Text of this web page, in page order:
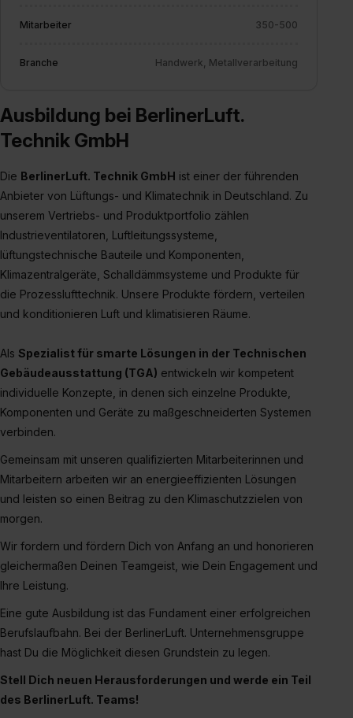
II). Du kannst die von dir erteilte Einwilligung jederzeit mit
Datenschutzerklärung unter dem Punkt „Datenschutz-
zeigen“. Weitere Informationen:Datenschutzerklärung
Impressum.
Mitarbeiter 350-500
Branche Handwerk, Metallverarbeitung
Ausbildung bei BerlinerLuft.
Technik GmbH
Die BerlinerLuft. Technik GmbH ist einer der führenden
Anbieter von Lüftungs- und Klimatechnik in Deutschland. Zu
unserem Vertriebs- und Produktportfolio zählen
Industrieventilatoren, Luftleitungssysteme,
lüftungstechnische Bauteile und Komponenten,
Klimazentralgeräte, Schalldämmsysteme und Produkte für
die Prozesslufttechnik. Unsere Produkte fördern, verteilen
und konditionieren Luft und klimatisieren Räume.
Als Spezialist für smarte Lösungen in der Technischen
Gebäudeausstattung (TGA) entwickeln wir kompetent
individuelle Konzepte, in denen sich einzelne Produkte,
Komponenten und Geräte zu maßgeschneiderten Systemen
verbinden.
Gemeinsam mit unseren qualifizierten Mitarbeiterinnen und
Mitarbeitern arbeiten wir an energieeffizienten Lösungen
und leisten so einen Beitrag zu den Klimaschutzzielen von
morgen.
Wir fordern und fördern Dich von Anfang an und honorieren
gleichermaßen Deinen Teamgeist, wie Dein Engagement und
Ihre Leistung.
Eine gute Ausbildung ist das Fundament einer erfolgreichen
Berufslaufbahn. Bei der BerlinerLuft. Unternehmensgruppe
hast Du die Möglichkeit diesen Grundstein zu legen.
Stell Dich neuen Herausforderungen und werde ein Teil
des BerlinerLuft. Teams!